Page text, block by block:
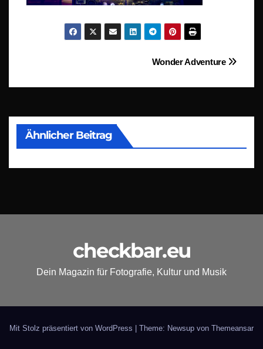
Beitragsnavigation
Wonder Adventure
Ähnlicher Beitrag
checkbar.eu
Dein Magazin für Fotografie, Kultur und Musik
Mit Stolz präsentiert von WordPress | Theme: Newsup von Themeansar